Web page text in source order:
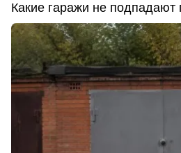
Какие гаражи не